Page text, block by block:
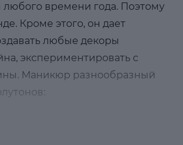
времени года. Поэтому
Кроме этого, он дает
любые декоры
экспериментировать с
Маникюр разнообразный